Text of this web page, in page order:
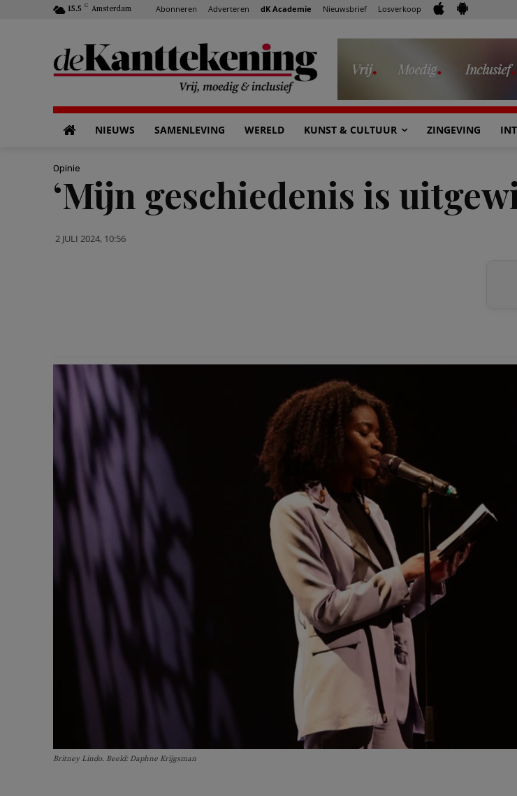
15.5 C Amsterdam Abonneren Adverteren dK Academie Nieuwsbrief Losverkoop
NIEUWS SAMENLEVING WERELD KUNST & CULTUUR ZINGEVING
Opinie
‘Mijn geschiedenis is
2 JULI 2024, 10:56
Britney Lindo. Beeld: Daphne Krijgsman